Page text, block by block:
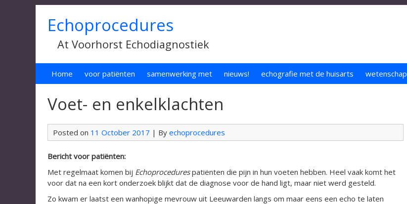
Echoprocedures
At Voorhorst Echodiagnostiek
Home voor patiënten samenwerking met nieuws! echografie met de huisarts wetenschap
Voet- en enkelklachten
Posted on 11 October 2017 | By echoprocedures
Bericht voor patiënten:
Met regelmaat komen bij Echoprocedurespatiënten die pijn in hun voeten hebben. Heel vaak komt het
voor dat na een kort onderzoek blijkt dat de diagnose voor de hand ligt, maar niet werd gesteld.
Zo kwam er laatst een wanhopige mevrouw uit Leeuwarden langs om maar eens een echo te laten